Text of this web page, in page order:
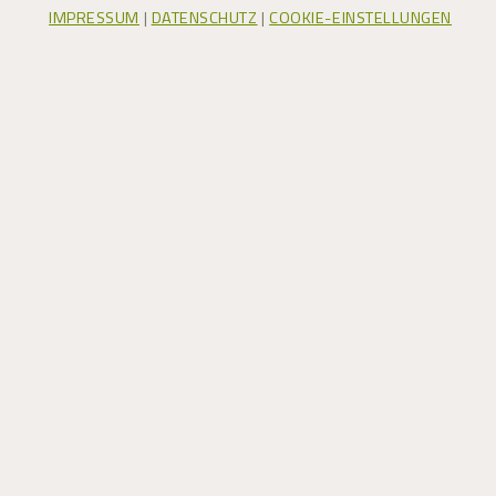
IMPRESSUM | DATENSCHUTZ |COOKIE-EINSTELLUNGEN